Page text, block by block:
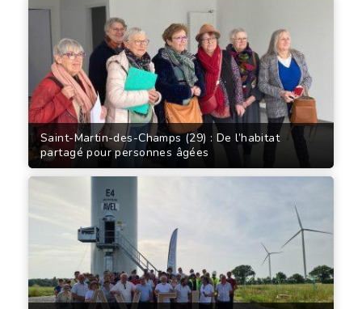
Saint-Martin-des-Champs (29) : De l’habitat
partagé pour personnes âgées